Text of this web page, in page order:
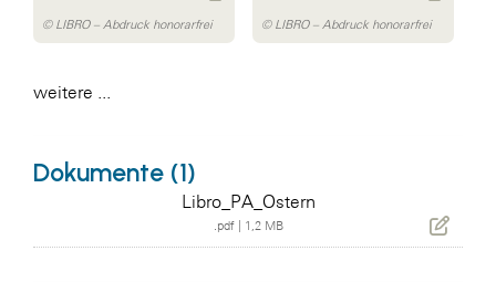
© LIBRO – Abdruck honorarfrei © LIBRO – Abdruck honorarfrei
weitere ...
Dokumente (1)
Libro_PA_Ostern
.pdf| 1,2 MB